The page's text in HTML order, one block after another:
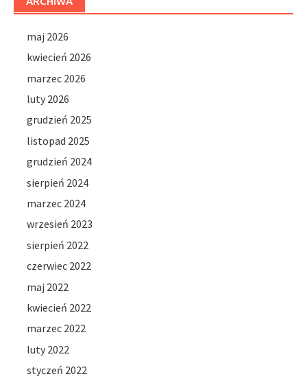
maj 2026
kwiecień 2026
marzec 2026
luty 2026
grudzień 2025
listopad 2025
grudzień 2024
sierpień 2024
marzec 2024
wrzesień 2023
sierpień 2022
czerwiec 2022
maj 2022
kwiecień 2022
marzec 2022
luty 2022
styczeń 2022